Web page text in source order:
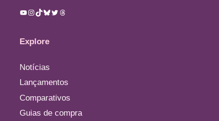
Youtube
Instagram
TikTok
Bluesky
TwitterThreads
Explore
Notícias
Lançamentos
Comparativos
Guias de compra